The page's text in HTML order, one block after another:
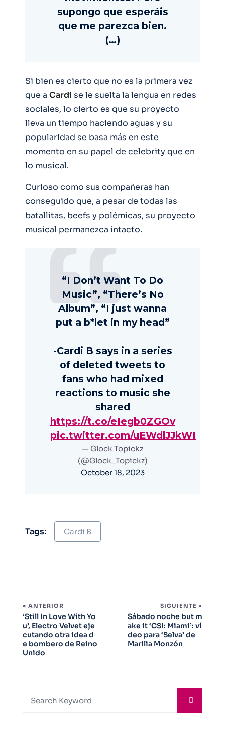
supongo que esperáis
que me parezca bien.
(…)
Si bien es cierto que no es la primera vez
que a Cardi se le suelta la lengua en redes
sociales, lo cierto es que su proyecto
lleva un tiempo haciendo aguas y su
popularidad se basa más en este
momento en su papel de celebrity que en
lo musical.
Curioso como sus compañeras han
conseguido que, a pesar de todas las
batallitas, beefs y polémicas, su proyecto
musical permanezca intacto.
“I Don’t Want To Do
Music”, “There’s No
Album”, “I just wanna
put a b*let in my head”
-Cardi B says in a series
of deleted tweets to
fans who had mixed
reactions to music she
shared
https://t.co/eIegb0ZGOv
pic.twitter.com/uEWdlJJkWI
— Glock Topickz
(@Glock_Topickz)
October 18, 2023
Tags: Cardi B
< ANTERIOR
‘Still In Love With Yo
u’, Electro Velvet eje
cutando otra idea d
e bombero de Reino
Unido
SIGUIENTE >
Sábado noche but m
ake it ‘CSI: Miami’: ví
deo para ‘Selva’ de
Marilia Monzón